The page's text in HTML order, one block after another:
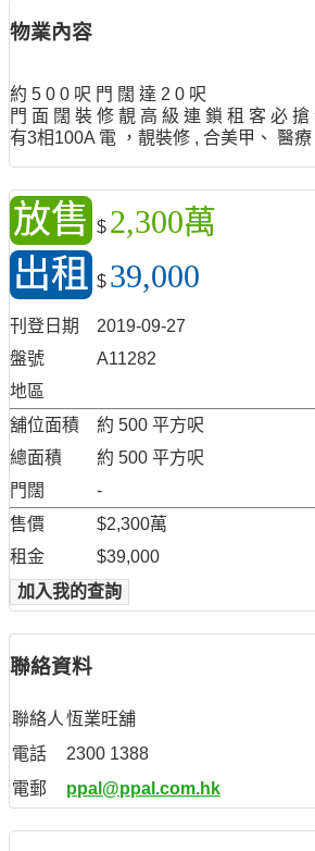
物業內容
約 5 0 0 呎 門 闊 達 2 0 呎
門 面 闊 裝 修 靚 高 級 連 鎖 租 客 必 搶
有3相100A 電 ，靚裝修 , 合美甲、 醫
放售 $ 2,300萬
出租 $ 39,000
刊登日期
2019-09-27
盤號
A11282
地區
舖位面積
約 500 平方呎
總面積
約 500 平方呎
門闊
-
售價
$2,300萬
租金
$39,000
加入我的查詢
聯絡資料
聯絡人 恆業旺舖
電話
2300 1388
電郵
ppal@ppal.com.hk